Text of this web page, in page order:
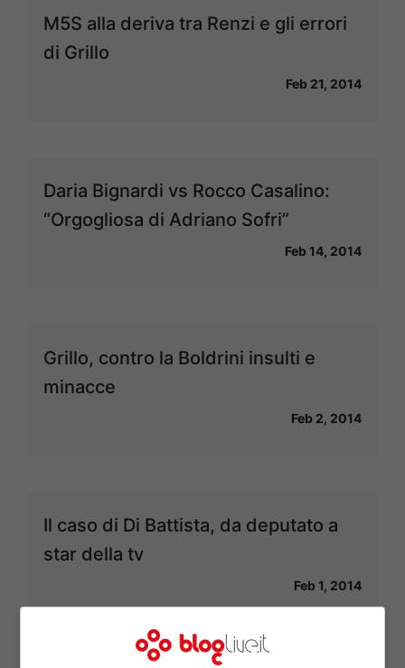
M5S alla deriva tra Renzi e gli errori
di Grillo
Feb 21, 2014
Daria Bignardi vs Rocco Casalino:
“Orgogliosa di Adriano Sofri”
Feb 14, 2014
Grillo, contro la Boldrini insulti e
minacce
Feb 2, 2014
Il caso di Di Battista, da deputato a
star della tv
Feb 1, 2014